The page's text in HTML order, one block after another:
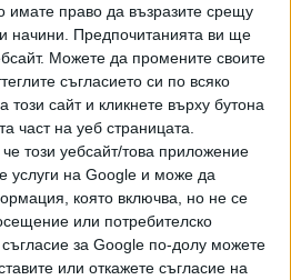
имате право да възразите срещу
начини. Предпочитанията ви ще
Можете да промените своите
съгласието си по всяко
този сайт и кликнете върху бутона
част на уеб страницата.
този уебсайт/това приложение
услуги на Google и може да
която включва, но не се
или потребителско
за Google по-долу можете
или откажете съгласие на
се упражнява определена
изразява във временна забрана
професия или дейност, във
нарушението.
наказание не може да бъде
и повече от две години, а за
на движението за
извършени след употреба на
или техни аналози - до